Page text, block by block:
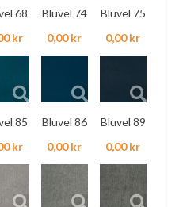
68
kr
Bluvel 74
0,00 kr
Bluvel 75
0,00 kr
85
kr
Bluvel 86
0,00 kr
Bluvel 89
0,00 kr